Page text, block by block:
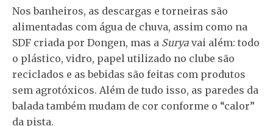
Nos banheiros, as descargas e torneiras são
alimentadas com água de chuva, assim como na
SDF criada por Dongen, mas a Surya vai além: todo
o plástico, vidro, papel utilizado no clube são
reciclados e as bebidas são feitas com produtos
sem agrotóxicos. Além de tudo isso, as paredes da
balada também mudam de cor conforme o “calor”
da pista.